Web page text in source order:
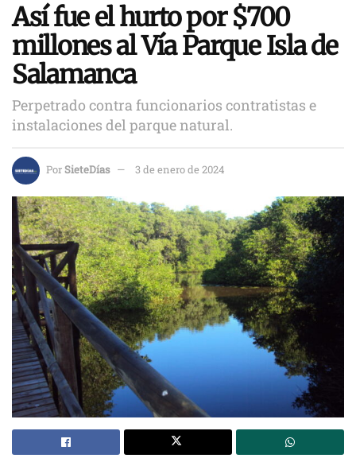
Así fue el hurto por $700
millones al Vía Parque Isla de
Salamanca
Perpetrado contra funcionarios contratistas e
instalaciones del parque natural.
PorSieteDías 3 de enero de 2024